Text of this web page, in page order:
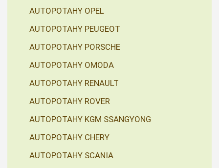
AUTOPOTAHY OPEL
AUTOPOTAHY PEUGEOT
AUTOPOTAHY PORSCHE
AUTOPOTAHY OMODA
AUTOPOTAHY RENAULT
AUTOPOTAHY ROVER
AUTOPOTAHY KGM SSANGYONG
AUTOPOTAHY CHERY
AUTOPOTAHY SCANIA